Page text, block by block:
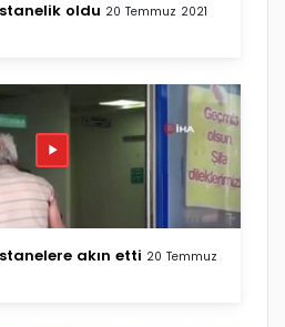
oldu 20 Temmuz 2021
akın etti 20 Temmuz